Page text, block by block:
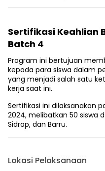
Sertifikasi Keahlian
Batch 4
Program ini bertujuan
kepada para siswa dalam
yang menjadi salah satu
kerja saat ini.
Sertifikasi ini dilaksanakan
2024, melibatkan 50 siswa
Sidrap, dan Barru.
Lokasi Pelaksanaan